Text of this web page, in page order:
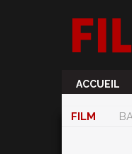
ACCUEIL
FILM